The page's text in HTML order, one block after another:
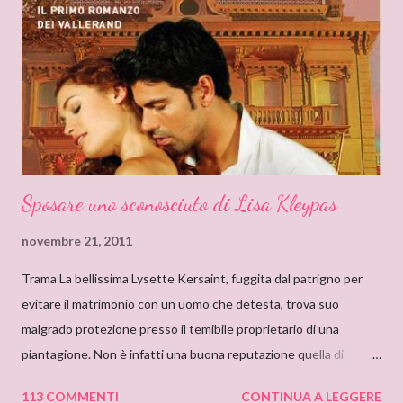
soggiorno e lì leggevo i titoli dei libri esposti cercando
l’ispirazione. Fu così che un giorno sfiorai con le dita la costina di
un Delly. Lo presi in prestito e iniziò così la mia conoscenza. Non
so quanto ci misi a leggerlo e non so neanche se il primo mi
piacque. So però che quando leggo il nome Delly, qua...
Sposare uno sconosciuto di Lisa Kleypas
novembre 21, 2011
Trama La bellissima Lysette Kersaint, fuggita dal patrigno per
evitare il matrimonio con un uomo che detesta, trova suo
malgrado protezione presso il temibile proprietario di una
piantagione. Non è infatti una buona reputazione quella di
113 COMMENTI CONTINUA A LEGGERE